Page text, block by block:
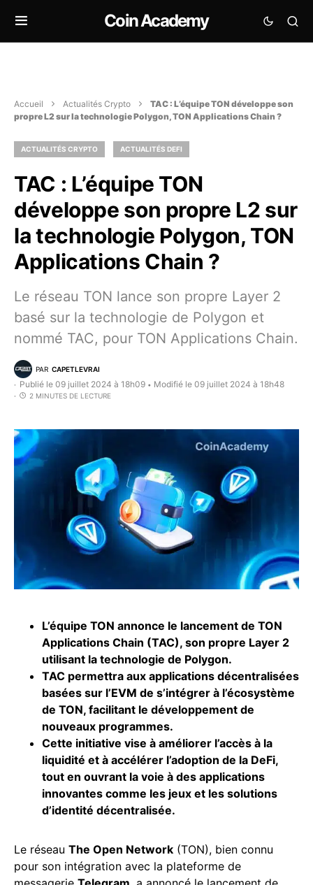
Coin Academy
Accueil Actualités Crypto
TAC : L’équipe TON développe son
propre L2 sur la technologie Polygon, TON Applications Chain ?
ACTUALITÉS CRYPTO ACTUALITÉS DEFI
TAC : L’équipe TON
développe son propre L2 sur
la technologie Polygon, TON
Applications Chain ?
Le réseau TON lance son propre Layer 2
basé sur la technologie de Polygon et
nommé TAC, pour TON Applications Chain.
PAR CAPETLEVRAI
Publié le 09 juillet 2024 à 18h09 • Modifié le 09 juillet 2024 à 18h48
2 MINUTES DE LECTURE
L’équipe TON annonce le lancement de TON
Applications Chain (TAC), son propre Layer 2
utilisant la technologie de Polygon.
TAC permettra aux applications décentralisées
basées sur l’EVM de s’intégrer à l’écosystème
de TON, facilitant le développement de
nouveaux programmes.
Cette initiative vise à améliorer l’accès à la
liquidité et à accélérer l’adoption de la DeFi,
tout en ouvrant la voie à des applications
innovantes comme les jeux et les solutions
d’identité décentralisée.
Le réseau The Open Network (TON), bien connu
pour son intégration avec la plateforme de